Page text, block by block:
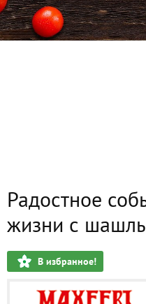
Радостное
жизни с
В избранное!